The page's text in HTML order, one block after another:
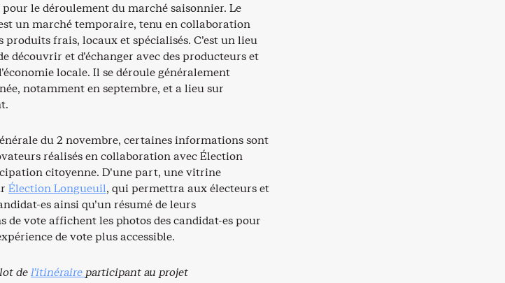
le déroulement du marché saisonnier. Le
un marché temporaire, tenu en collaboration
frais, locaux et spécialisés. C’est un lieu
découvrir et d’échanger avec des producteurs et
locale. Il se déroule généralement
notamment en septembre, et a lieu sur
du 2 novembre, certaines informations sont
réalisés en collaboration avec Élection
citoyenne. D’une part, une vitrine
Élection Longueuil, qui permettra aux électeurs et
es ainsi qu’un résumé de leurs
de vote affichent les photos des candidat-es pour
de vote plus accessible.
del’itinéraire participant au projet